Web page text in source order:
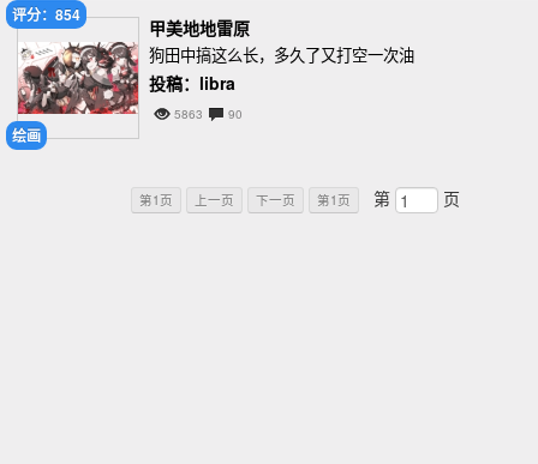
绘画
评分：854
甲美地地雷原
狗田中搞这么长，多久了又打空一次油
投稿：libra
5863 90
第1页 上一页 下一页 第1页 第 页